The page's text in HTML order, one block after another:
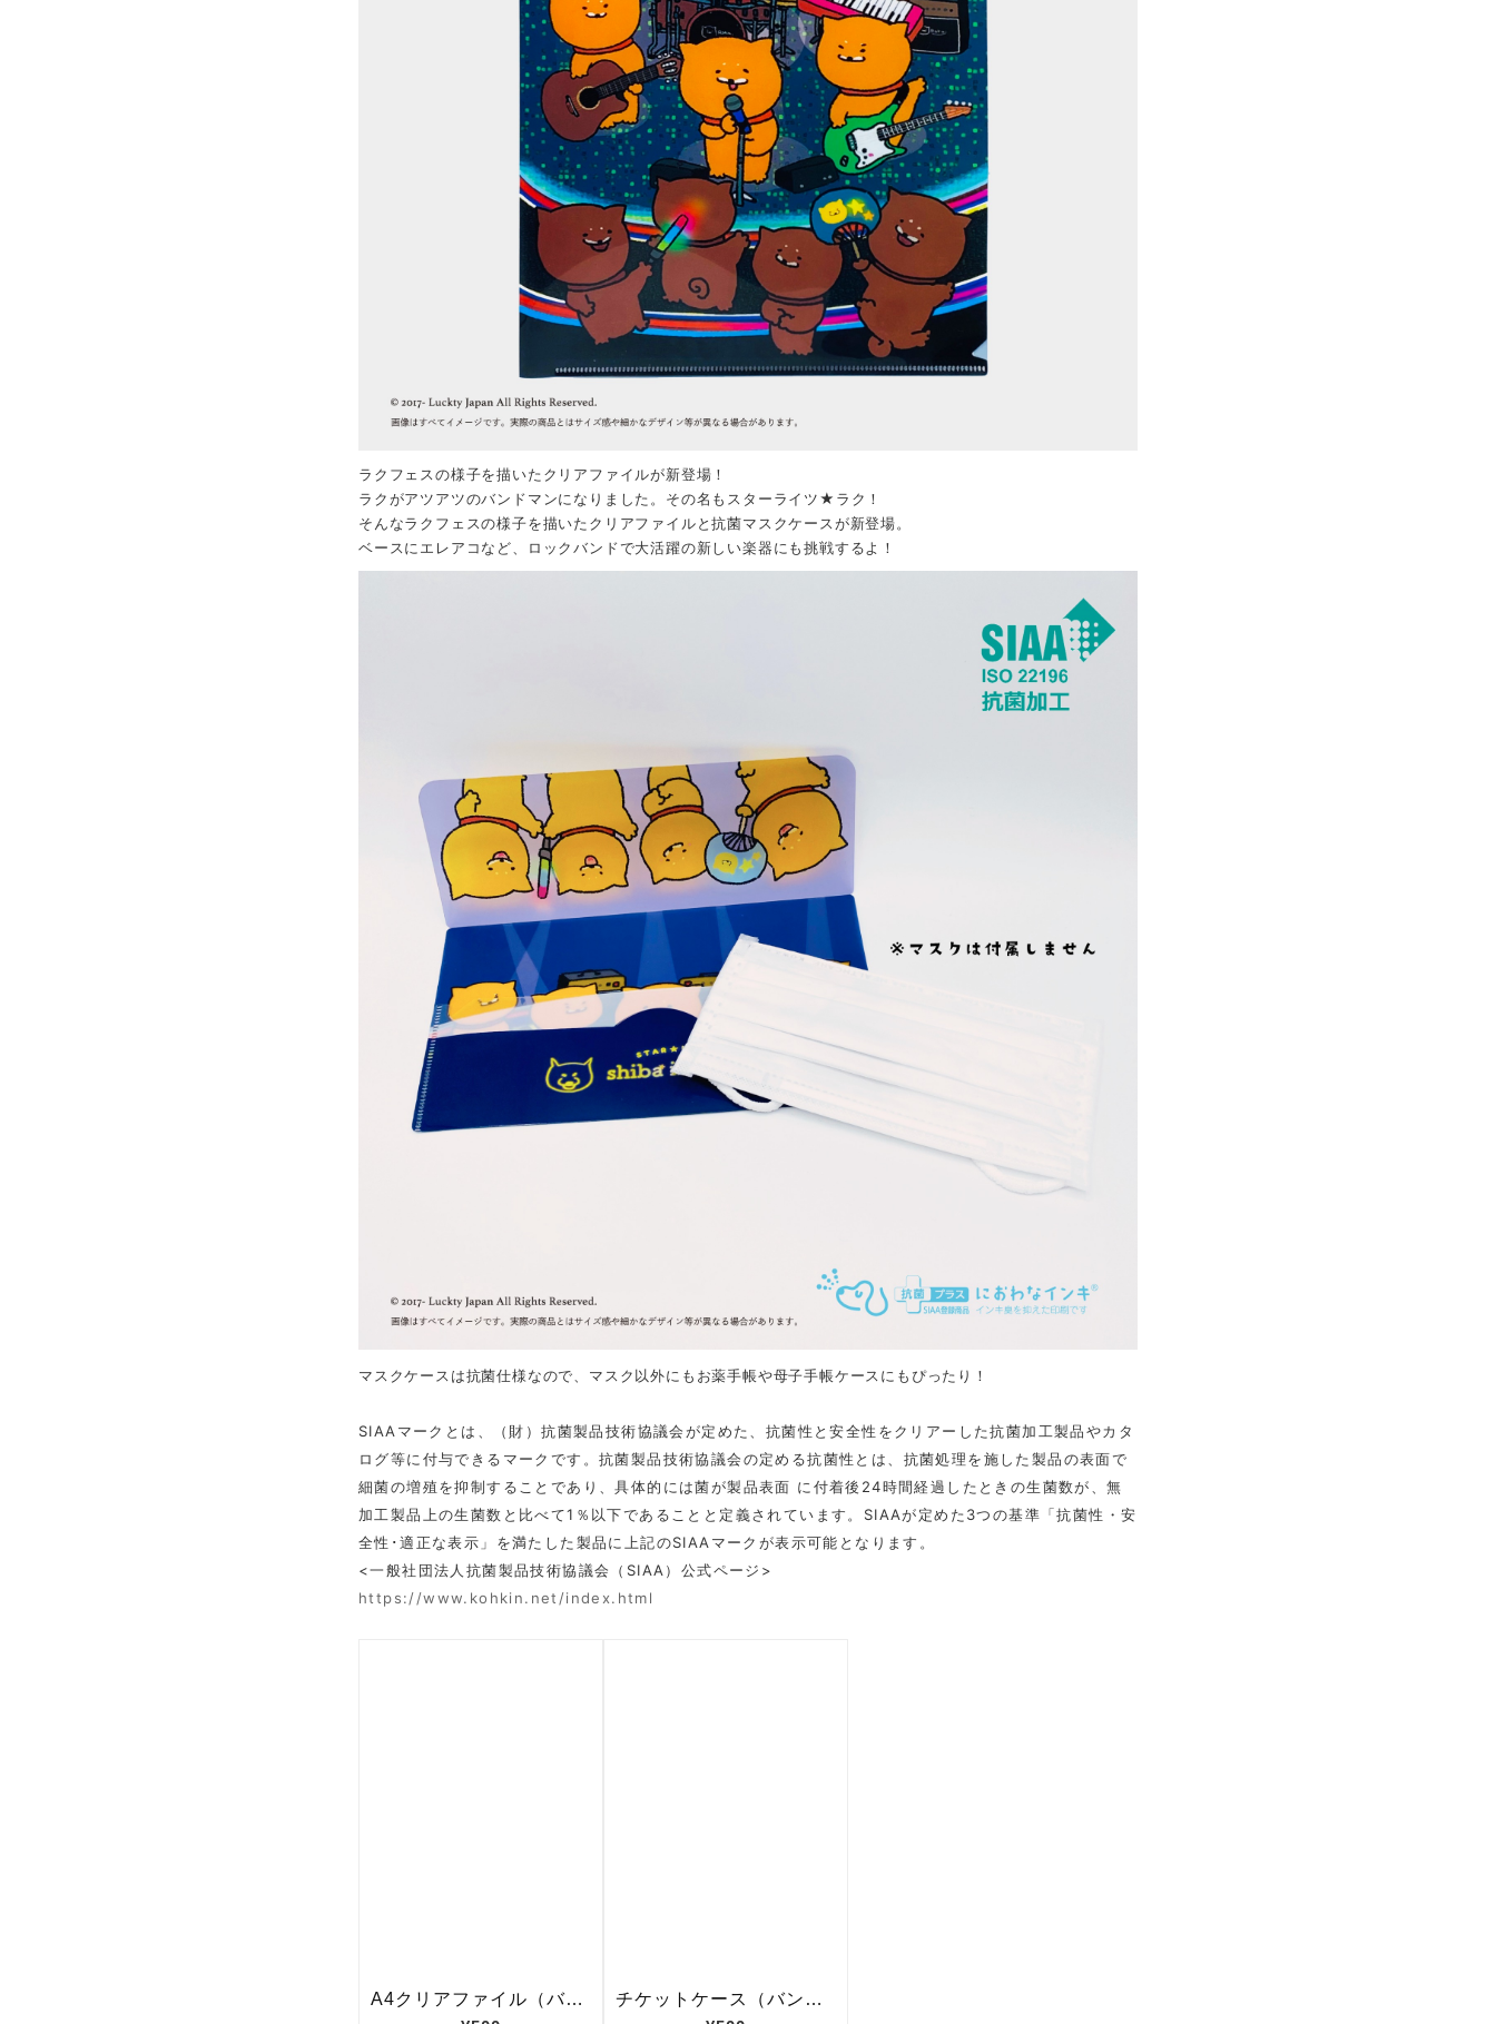
ラクフェスの様子を描いたクリアファイルが新登場！
ラクがアツアツのバンドマンになりました。その名もスターライツ★ラク！
そんなラクフェスの様子を描いたクリアファイルと抗菌マスクケースが新登場。
ベースにエレアコなど、ロックバンドで大活躍の新しい楽器にも挑戦するよ！
マスクケースは抗菌仕様なので、マスク以外にもお薬手帳や母子手帳ケースにもぴったり！
SIAAマークとは、（財）抗菌製品技術協議会が定めた、抗菌性と安全性をクリアーした抗菌加工製品やカタ
ログ等に付与できるマークです。抗菌製品技術協議会の定める抗菌性とは、抗菌処理を施した製品の表面で
細菌の増殖を抑制することであり、具体的には菌が製品表面 に付着後24時間経過したときの生菌数が、無
加工製品上の生菌数と比べて1％以下であることと定義されています。SIAAが定めた3つの基準「抗菌性・安
全性･適正な表示」を満たした製品に上記のSIAAマークが表示可能となります。
<一般社団法人抗菌製品技術協議会（SIAA）公式ページ>
https://www.kohkin.net/index.html